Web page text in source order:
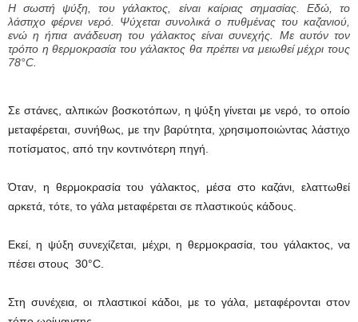
Η σωστή ψύξη, του γάλακτος, είναι καίριας σημασίας. Εδώ, το
λάστιχο φέρνει νερό. Ψύχεται συνολικά ο πυθμένας του καζανιού,
ενώ η ήπια ανάδευση του γάλακτος είναι συνεχής. Με αυτόν τον
τρόπο η θερμοκρασία του γάλακτος θα πρέπει να μειωθεί μέχρι τους
78°C.
Σε στάνες, αλπικών βοσκοτόπων, η ψύξη γίνεται με νερό, το οποίο
μεταφέρεται, συνήθως, με την βαρύτητα, χρησιμοποιώντας λάστιχο
ποτίσματος, από την κοντινότερη πηγή.
Όταν, η θερμοκρασία του γάλακτος, μέσα στο καζάνι, ελαττωθεί
αρκετά, τότε, το γάλα μεταφέρεται σε πλαστικούς κάδους.
Εκεί, η ψύξη συνεχίζεται, μέχρι, η θερμοκρασία, του γάλακτος, να
πέσει στους 30°C.
Στη συνέχεια, οι πλαστικοί κάδοι, με το γάλα, μεταφέρονται στον